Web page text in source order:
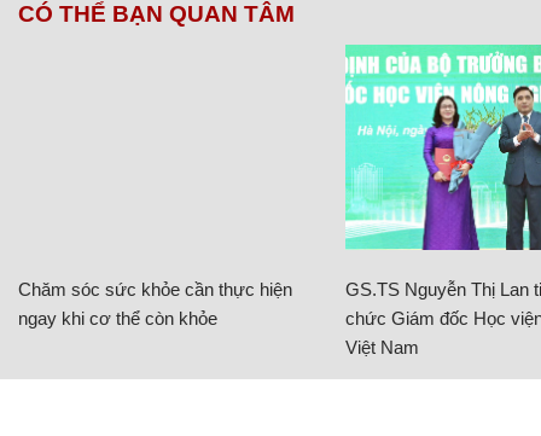
CÓ THỂ BẠN QUAN TÂM
Chăm sóc sức khỏe cần thực hiện
ngay khi cơ thể còn khỏe
GS.TS Nguyễn Thị Lan
chức Giám đốc Học
Việt Nam